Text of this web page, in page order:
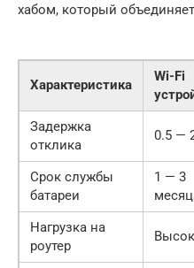
хабом, который
Характеристика
Wi-Fi
Задержка
отклика
0.5 —
Срок службы
батареи
1 — 3
Нагрузка на
роутер